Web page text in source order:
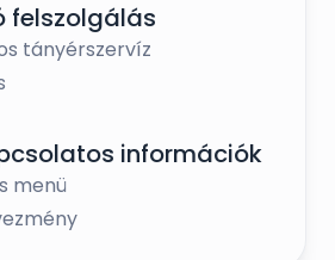
felszolgálás
tányérszervíz
információk
menü